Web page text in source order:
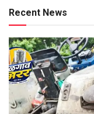
Recent News